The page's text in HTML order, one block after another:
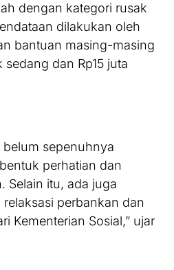
dengan kategori rusak
dilakukan oleh
bantuan masing-masing
dan Rp15 juta
sepenuhnya
perhatian dan
Selain itu, ada juga
perbankan dan
Kementerian Sosial,” ujar